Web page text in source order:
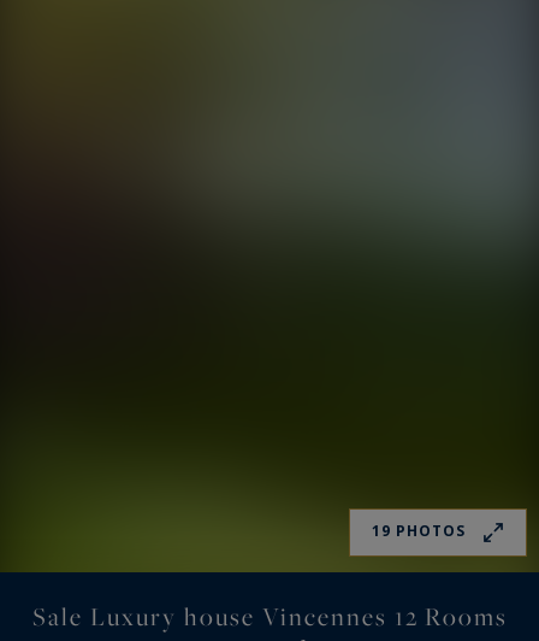
19 PHOTOS
Sale Luxury house Vincennes 12 Rooms